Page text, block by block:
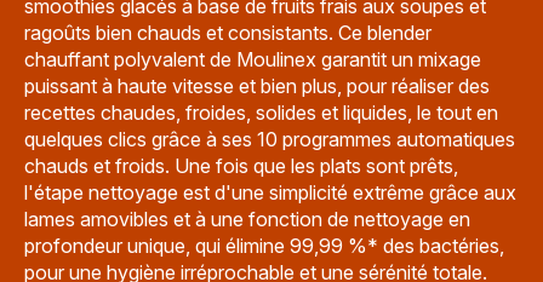
smoothies glacés à base de fruits frais aux soupes et
ragoûts bien chauds et consistants. Ce blender
chauffant polyvalent de Moulinex garantit un mixage
puissant à haute vitesse et bien plus, pour réaliser des
recettes chaudes, froides, solides et liquides, le tout en
quelques clics grâce à ses 10 programmes automatiques
chauds et froids. Une fois que les plats sont prêts,
l'étape nettoyage est d'une simplicité extrême grâce aux
lames amovibles et à une fonction de nettoyage en
profondeur unique, qui élimine 99,99 %* des bactéries,
pour une hygiène irréprochable et une sérénité totale.